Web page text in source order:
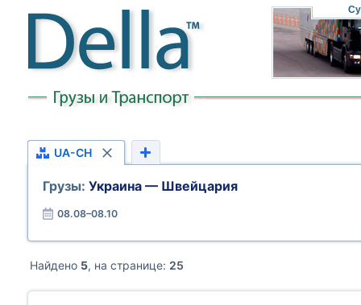
UA-CH
Грузы: Украина — Швейцария
08.08–08.10
Найдено 5, на странице: 25